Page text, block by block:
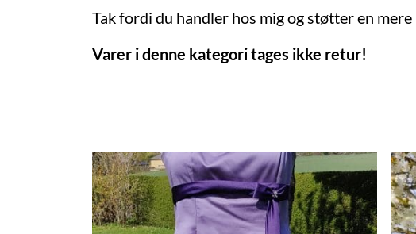
Tak fordi du handler hos mig og støtter en
Varer i denne kategori tages ikke retur!